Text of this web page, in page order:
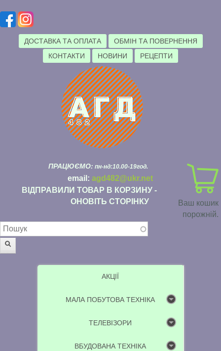
ДОСТАВКА ТА ОПЛАТА
ОБМІН ТА ПОВЕРНЕННЯ
КОНТАКТИ
НОВИНИ РЕЦЕПТИ
Ваш кошик
порожній.
ПРАЦЮЄМО: пн-нд:10.00-19год.
email: agd482@ukr.net
ВІДПРАВИЛИ ТОВАР В КОРЗИНУ -
ОНОВІТЬ СТОРІНКУ
Пошукова форма
АКЦІЇ
МАЛА ПОБУТОВА ТЕХНІКА
ТЕЛЕВІЗОРИ
ВБУДОВАНА ТЕХНІКА